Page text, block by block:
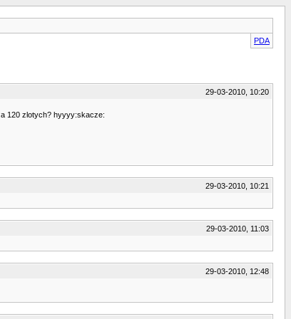
PDA
29-03-2010, 10:20
120 zlotych? hyyyy:skacze:
29-03-2010, 10:21
29-03-2010, 11:03
29-03-2010, 12:48